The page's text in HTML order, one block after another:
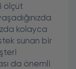
ölçüt
kolayca
sunan bir
da önemli